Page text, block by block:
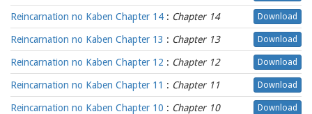
Reincarnation no Kaben Chapter 14 : Chapter 14 Download
Reincarnation no Kaben Chapter 13 : Chapter 13 Download
Reincarnation no Kaben Chapter 12 : Chapter 12 Download
Reincarnation no Kaben Chapter 11 : Chapter 11 Download
Reincarnation no Kaben Chapter 10 : Chapter 10 Download